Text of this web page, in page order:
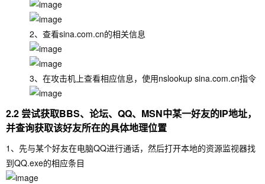
2、查看sina.com.cn的相关信息
3、在攻击机上查看相应信息，使用nslookup sina.com.cn指令
2.2 尝试获取BBS、论坛、QQ、MSN中某一好友的IP地址，
并查询获取该好友所在的具体地理位置
1、先与某个好友在电脑QQ进行通话，然后打开本地的资源监视器找
到QQ.exe的相应条目